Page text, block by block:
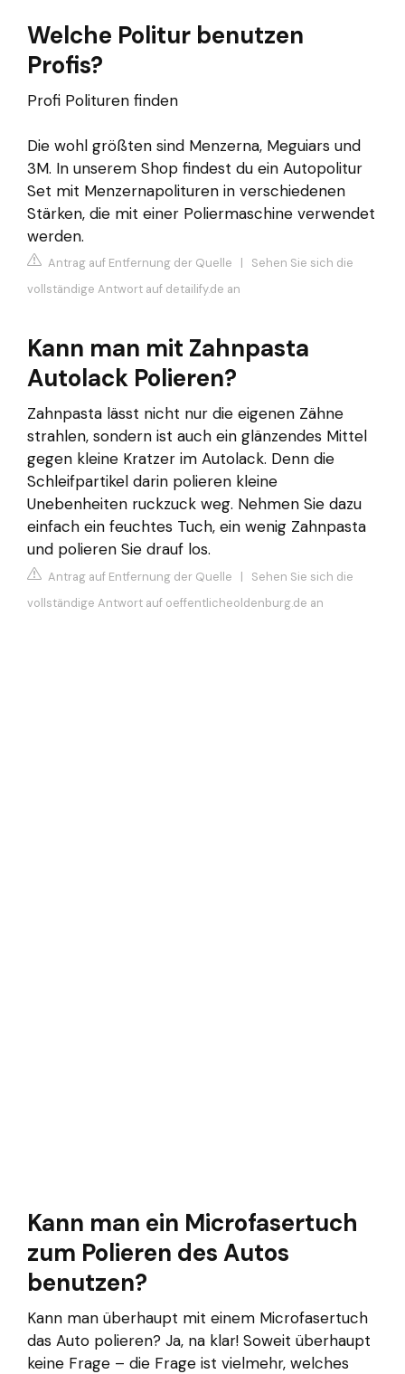
Welche Politur benutzen
Profis?
Profi Polituren finden
Die wohl größten sind Menzerna, Meguiars und
3M. In unserem Shop findest du ein Autopolitur
Set mit Menzernapolituren in verschiedenen
Stärken, die mit einer Poliermaschine verwendet
werden.
Antrag auf Entfernung der Quelle | Sehen Sie sich die
vollständige Antwort auf detailify.de an
Kann man mit Zahnpasta
Autolack Polieren?
Zahnpasta lässt nicht nur die eigenen Zähne
strahlen, sondern ist auch ein glänzendes Mittel
gegen kleine Kratzer im Autolack. Denn die
Schleifpartikel darin polieren kleine
Unebenheiten ruckzuck weg. Nehmen Sie dazu
einfach ein feuchtes Tuch, ein wenig Zahnpasta
und polieren Sie drauf los.
Antrag auf Entfernung der Quelle | Sehen Sie sich die
vollständige Antwort auf oeffentlicheoldenburg.de an
Kann man ein Microfasertuch
zum Polieren des Autos
benutzen?
Kann man überhaupt mit einem Microfasertuch
das Auto polieren? Ja, na klar! Soweit überhaupt
keine Frage – die Frage ist vielmehr, welches